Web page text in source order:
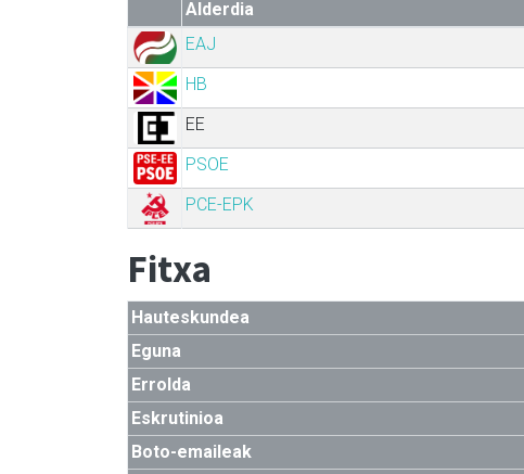
Alderdia
EAJ
HB
EE
PSOE
PCE-EPK
Fitxa
Hauteskundea
Eguna
Errolda
Eskrutinioa
Boto-emaileak